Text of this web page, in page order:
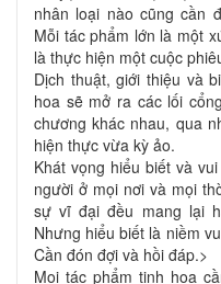
nhân loại nào cũng cần
Mỗi tác phẩm lớn là một
là thực hiện một cuộc
Dịch thuật, giới thiệu và
hoa sẽ mở ra các lối
chương khác nhau, qua
hiện thực vừa kỳ ảo.
Khát vọng hiểu biết và
người ở mọi nơi và mọi
sự vĩ đại đều mang lại
Nhưng hiểu biết là niềm
Cần đón đợi và hồi đáp.>
Mọi tác phẩm tinh hoa